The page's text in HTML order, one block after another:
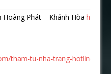
Hoàng Phát – Khánh Hòahttps://
tham-tu-nha-trang-hotline-